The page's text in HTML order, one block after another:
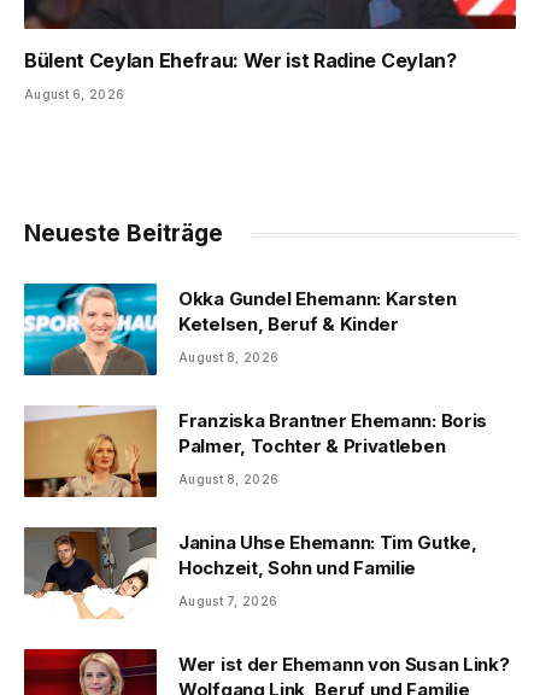
Bülent Ceylan Ehefrau: Wer ist Radine Ceylan?
August 6, 2026
Neueste Beiträge
Okka Gundel Ehemann: Karsten
Ketelsen, Beruf & Kinder
August 8, 2026
Franziska Brantner Ehemann: Boris
Palmer, Tochter & Privatleben
August 8, 2026
Janina Uhse Ehemann: Tim Gutke,
Hochzeit, Sohn und Familie
August 7, 2026
Wer ist der Ehemann von Susan Link?
Wolfgang Link, Beruf und Familie